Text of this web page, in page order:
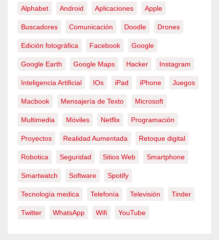
Alphabet Android Aplicaciones Apple
Buscadores Comunicación Doodle Drones
Edición fotográfica Facebook Google
Google Earth Google Maps Hacker Instagram
Inteligencia Artificial IOs iPad iPhone Juegos
Macbook Mensajería de Texto Microsoft
Multimedia Móviles Netflix Programación
Proyectos Realidad Aumentada Retoque digital
Robotica Seguridad Sitios Web Smartphone
Smartwatch Software Spotify
Tecnología medica Telefonía Televisión Tinder
Twitter WhatsApp Wifi YouTube